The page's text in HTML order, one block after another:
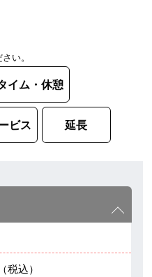
い。
イム・休憩
ビス 延長
込）